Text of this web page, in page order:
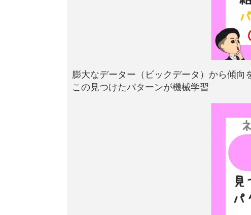
膨大なデーター（ビックデータ）から傾向
この見つけたパターンが機械学習